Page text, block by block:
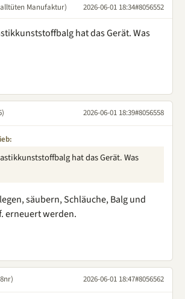
Manufaktur)
2026-06-01 18:34#8056552
hat das Gerät. Was
2026-06-01 18:39#8056558
hat das Gerät. Was
säubern, Schläuche, Balg und
erneuert werden.
2026-06-01 18:47#8056562